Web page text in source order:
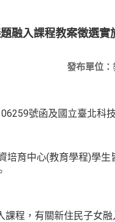
融入課程教案徵選實
發布單位：
號函及國立臺北科
培育中心(教育學程)學生
程，有關新住民子女